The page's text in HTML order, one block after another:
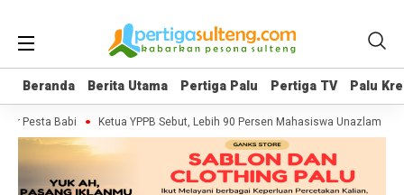
Beranda Berita Utama Pertiga Palu Pertiga TV Palu
Beranda Berita Utama Pertiga Palu Pertiga TV Palu
Pesta Babi Ketua YPPB Sebut, Lebih 90 Persen Mahasiswa Unazlam